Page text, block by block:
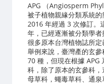
APG （Angiosperm
被子植物親緣分類系統
2016 年經過 3 次修訂。
年，已經逐漸被分類學者
很多原本台灣植物誌所定
舉例來說，臺灣產的玄
70 種，但現在根據 APG
科，除了原本的玄參科，
母草科，蠅毒草科、通泉